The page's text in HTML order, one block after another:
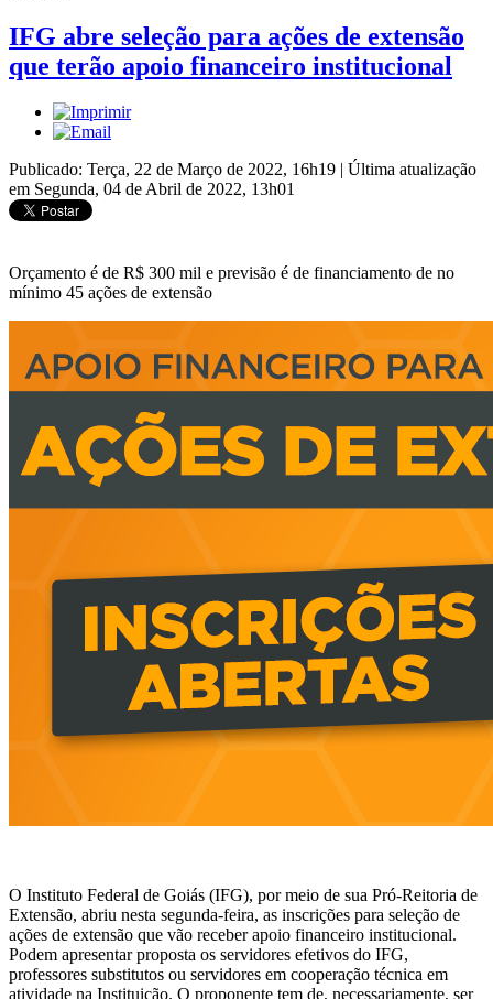
IFG abre seleção para ações de extensão
que terão apoio financeiro institucional
Publicado: Terça, 22 de Março de 2022, 16h19 | Última atualização
em Segunda, 04 de Abril de 2022, 13h01
Orçamento é de R$ 300 mil e previsão é de financiamento de no
mínimo 45 ações de extensão
O Instituto Federal de Goiás (IFG), por meio de sua Pró-Reitoria de
Extensão, abriu nesta segunda-feira, as inscrições para seleção de
ações de extensão que vão receber apoio financeiro institucional.
Podem apresentar proposta os servidores efetivos do IFG,
professores substitutos ou servidores em cooperação técnica em
atividade na Instituição. O proponente tem de, necessariamente, ser